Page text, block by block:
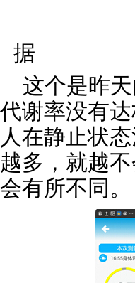
据
这个是昨
代谢率没有
人在静止状
越多，就越
会有所不同。